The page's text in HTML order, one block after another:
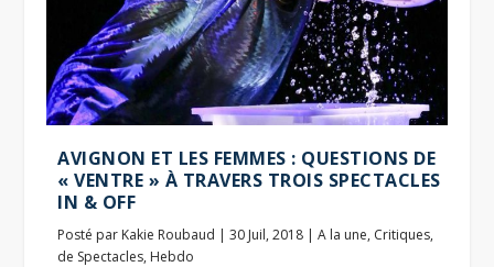
AVIGNON ET LES FEMMES : QUESTIONS DE
« VENTRE » À TRAVERS TROIS SPECTACLES
IN & OFF
Posté par Kakie Roubaud |30 Juil, 2018 |A la une, Critiques,
de Spectacles, Hebdo